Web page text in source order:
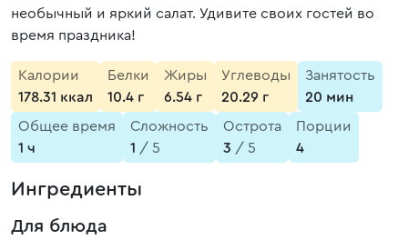
необычный и яркий салат. Удивите своих гостей во
время праздника!
Калории
178.31 ккал
Белки
10.4 г
Жиры
6.54 г
Углеводы
20.29 г
Занятость
20 мин
Общее время
1 ч
Сложность
1 / 5
Острота
3 / 5
Порции
4
Ингредиенты
Для блюда